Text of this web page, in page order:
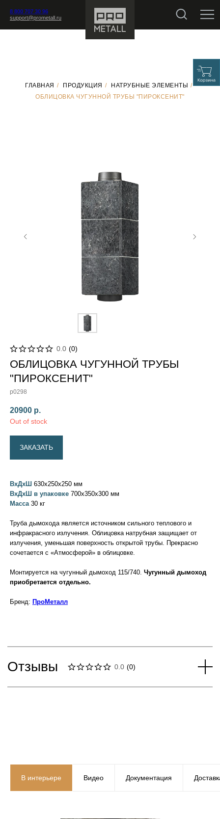
8 800 707 30 96
support@prometall.ru
ГЛАВНАЯ / ПРОДУКЦИЯ / НАТРУБНЫЕ ЭЛЕМЕНТЫ /
ОБЛИЦОВКА ЧУГУННОЙ ТРУБЫ "ПИРОКСЕНИТ"
0.0 (0)
ОБЛИЦОВКА ЧУГУННОЙ ТРУБЫ
"ПИРОКСЕНИТ"
p0298
20900 р.
Out of stock
ЗАКАЗАТЬ
ВхДхШ 630х250х250 мм
ВхДхШ в упаковке 700х350х300 мм
Масса30 кг
Труба дымохода является источником сильного теплового и
инфракрасного излучения. Облицовка натрубная защищает от
излучения, уменьшая поверхность открытой трубы. Прекрасно
сочетается с «Атмосферой» в облицовке.
Монтируется на чугунный дымоход 115/740. Чугунный дымоход
приобретается отдельно.
Бренд: ПроМеталл
Отзывы 0.0 (0)
В интерьере Видео Документация